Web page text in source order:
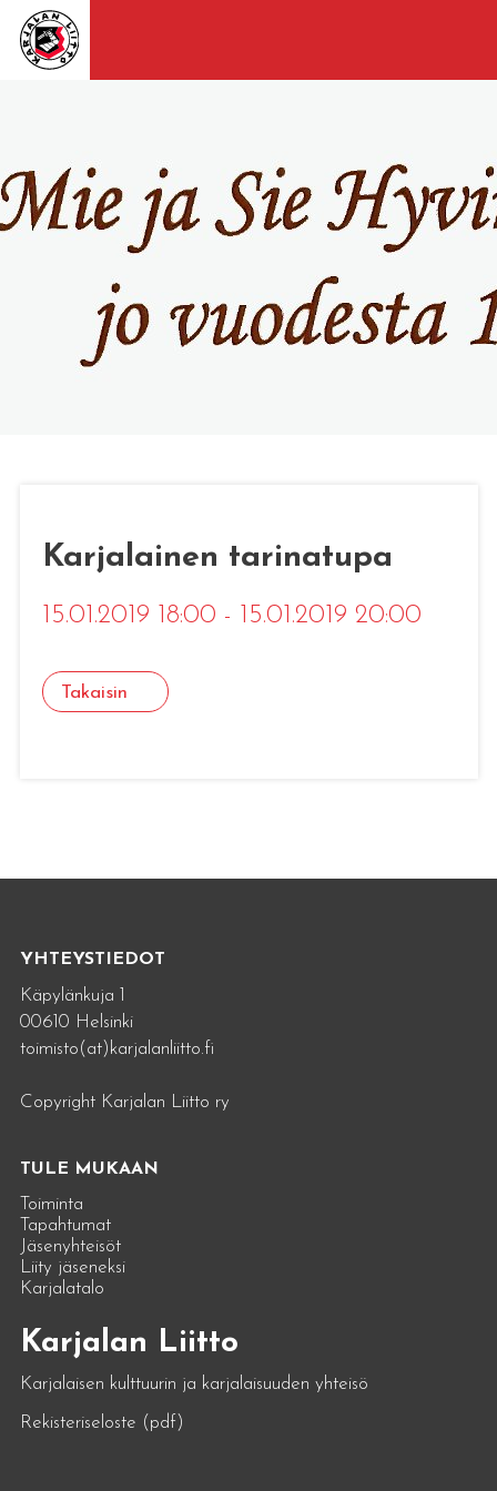
Karjalainen tarinatupa
15.01.2019 18:00 - 15.01.2019 20:00
Takaisin
YHTEYSTIEDOT
Käpylänkuja 1
00610 Helsinki
toimisto(at)karjalanliitto.fi
Copyright Karjalan Liitto ry
TULE MUKAAN
Toiminta
Tapahtumat
Jäsenyhteisöt
Liity jäseneksi
Karjalatalo
Karjalan Liitto
Karjalaisen kulttuurin ja karjalaisuuden yhteisö
Rekisteriseloste (pdf)